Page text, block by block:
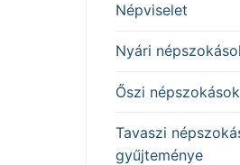
Népviselet
Nyári
Őszi
Tavaszi
gyűjteménye